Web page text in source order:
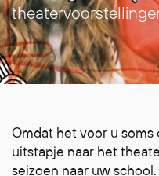
Omdat het voor u soms
uitstapje naar het
seizoen naar uw